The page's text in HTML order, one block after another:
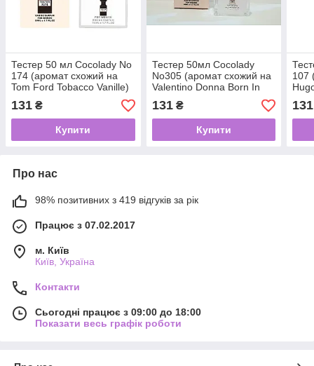
Тестер 50 мл Cocolady No
174 (аромат схожий на
Tom Ford Tobacco Vanille)
131 ₴
Купити
Тестер 50мл Cocolady
No305 (аромат схожий на
Valentino Donna Born In
Roma Coral Fantasy)
131₴
Купити
107
131
Про нас
98% позитивних з 419 відгуків за рік
Працює з 07.02.2017
м. Київ
Київ, Україна
Контакти
Сьогодні працює з 09:00 до 18:00
Показати весь графік роботи